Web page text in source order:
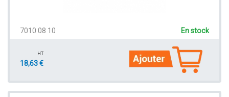
7010 08 10 En stock
HT
18,63 €